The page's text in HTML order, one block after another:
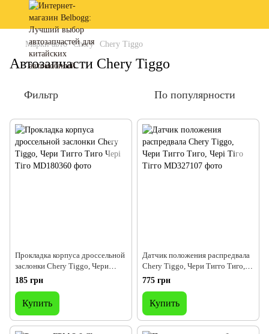
Марки авто Chery Chery Tiggo
Автозапчасти Chery Tiggo
Фильтр По популярности
Прокладка корпуса дроссельной
заслонки Chery Tiggo, Чери
Тигго Тиго Чері Тіго
185 грн
Купить
Датчик положения распредвала
Chery Tiggo, Чери Тигго Тиго,
Чері Тіго Тігго
775 грн
Купить